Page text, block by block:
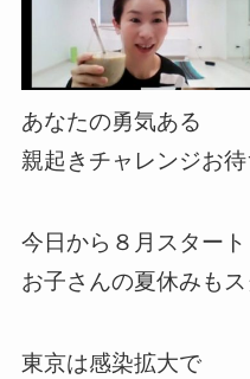
あなたの勇気ある
親起きチャレンジお
今日から８月スタート
お子さんの夏休みも
東京は感染拡大で